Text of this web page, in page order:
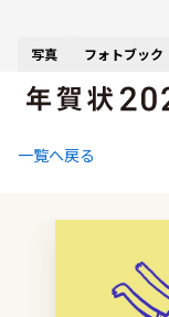
写真 フォトブック
一覧へ戻る